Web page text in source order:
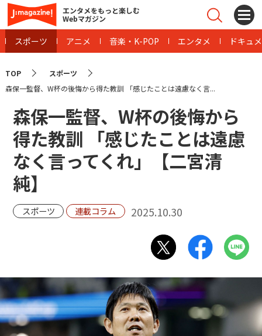
エンタメをもっと楽しむ
Webマガジン
スポーツ アニメ 音楽・K-POP エンタメ ドキュ
TOP
スポーツ
森保一監督、W杯の後悔から得た教訓 「感じたことは遠慮なく言...
森保一監督、W杯の後悔から
得た教訓 「感じたことは遠慮
なく言ってくれ」【二宮清
純】
スポーツ 連載コラム 2025.10.30